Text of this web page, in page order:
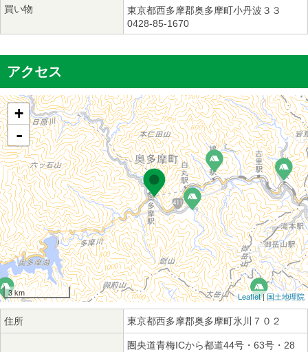
買い物
東京都西多摩郡奥多摩町小丹波３３
0428-85-1670
アクセス
+
-
3 km Leaflet|国土地理院
住所 東京都西多摩郡奥多摩町氷川７０２
圏央道青梅ICから都道44号・63号・28